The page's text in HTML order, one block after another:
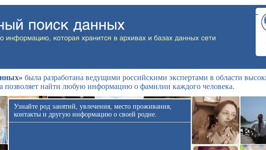
была разработана ведущими российскими экспертами в области
позволяет найти любую информацию о фамилии каждого человека.
Узнайте род занятий, увлечения, место проживания,
контакты и другую информацию о своей родне.